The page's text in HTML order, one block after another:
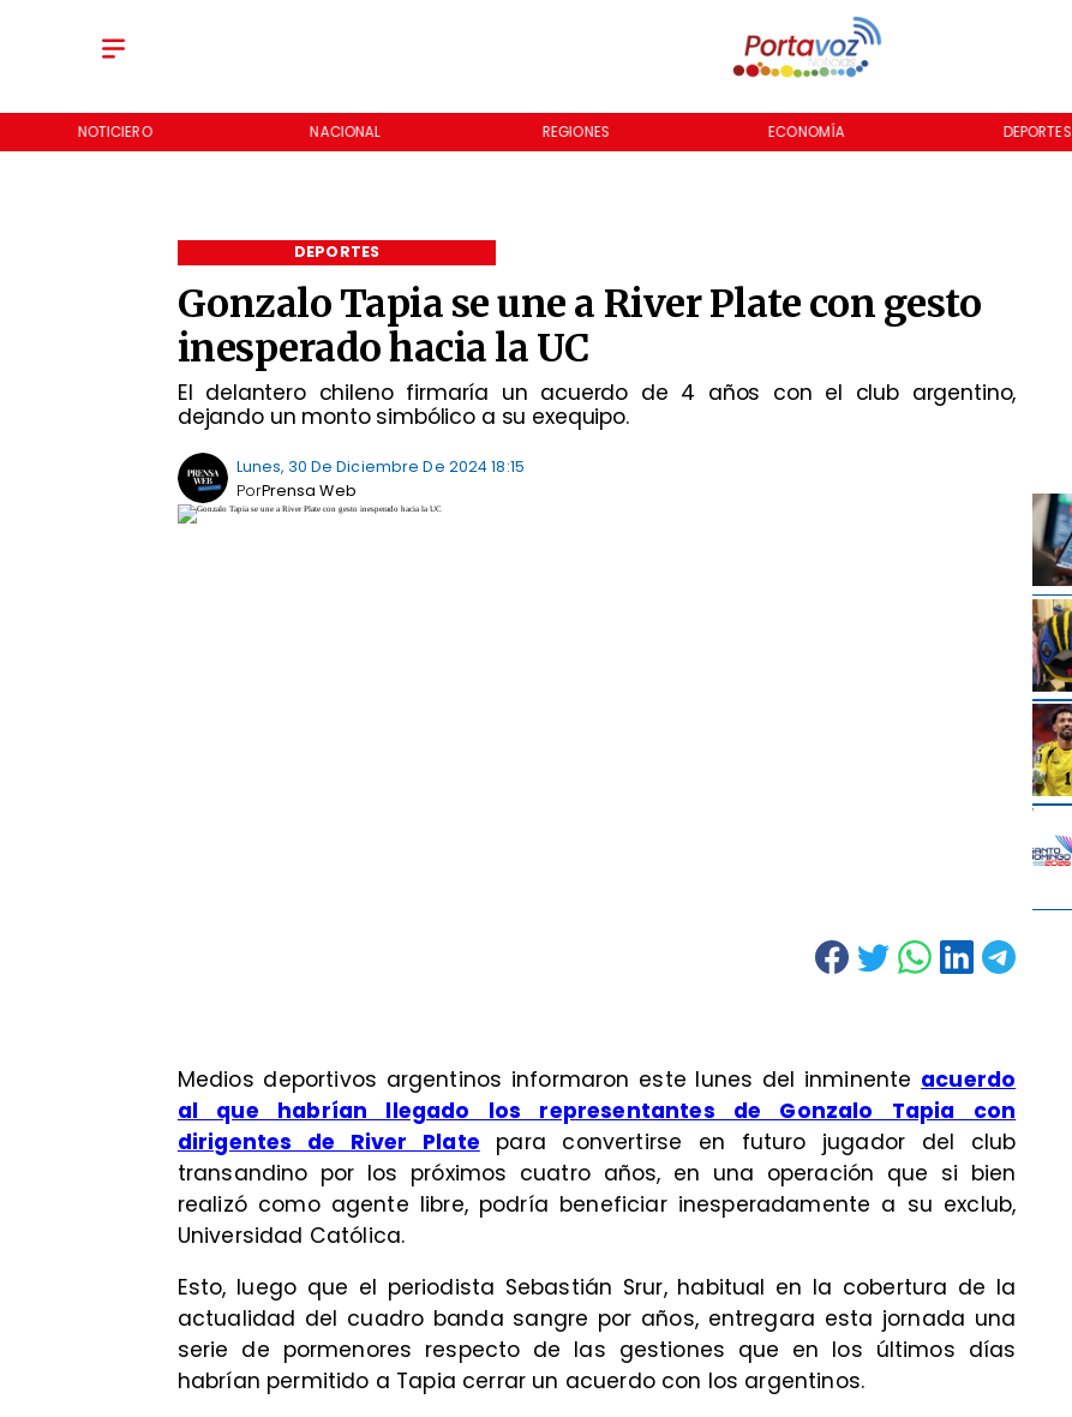
NOTICIERO NACIONAL REGIONES ECONOMÍA DEPORTES
Gonzalo Tapia se une a River Plate con gesto
inesperado hacia la UC
El delantero chileno firmaría un acuerdo de 4 años con el club argentino,
dejando un monto simbólico a su exequipo.
DEPORTES
Lunes, 30 De Diciembre De 2024 18:15
Prensa Web
Por
Medios deportivos argentinos informaron este lunes del inminente acuerdo
al que habrían llegado los representantes de Gonzalo Tapia con
dirigentes de River Plate para convertirse en futuro jugador del club
transandino por los próximos cuatro años, en una operación que si bien
realizó como agente libre, podría beneficiar inesperadamente a su exclub,
Universidad Católica.
Esto, luego que el periodista Sebastián Srur, habitual en la cobertura de la
actualidad del cuadro banda sangre por años, entregara esta jornada una
serie de pormenores respecto de las gestiones que en los últimos días
habrían permitido a Tapia cerrar un acuerdo con los argentinos.